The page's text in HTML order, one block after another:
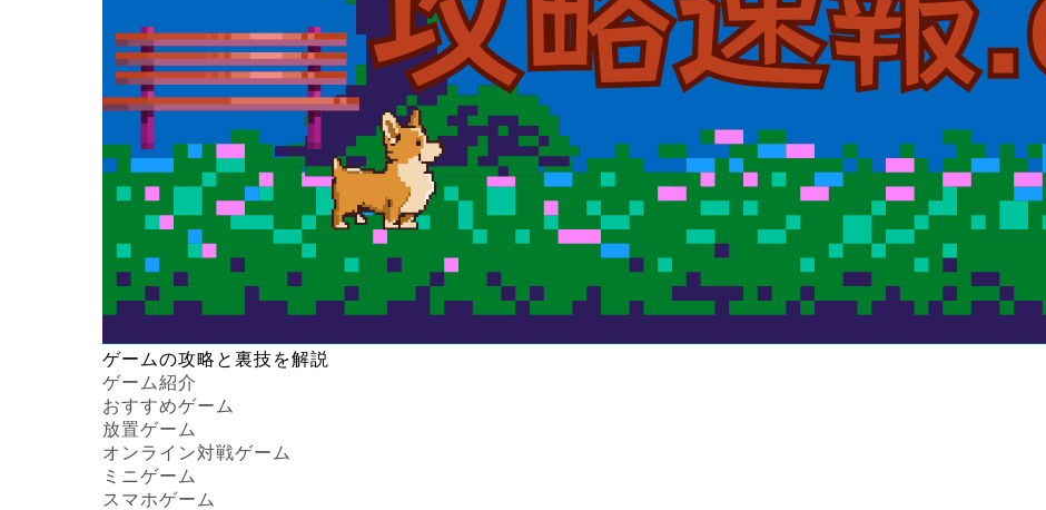
ゲームの攻略と裏技を解説
ゲーム紹介
おすすめゲーム
放置ゲーム
オンライン対戦ゲーム
ミニゲーム
スマホゲーム